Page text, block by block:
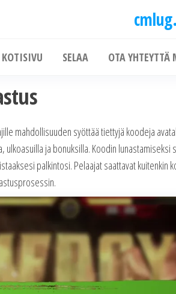
KOTISIVU SELAA OTA YHTEYTTÄ
mahdollisuuden syöttää tiettyjä koodeja
ja bonuksilla. Koodin lunastamiseksi
palkintosi. Pelaajat saattavat kuitenkin